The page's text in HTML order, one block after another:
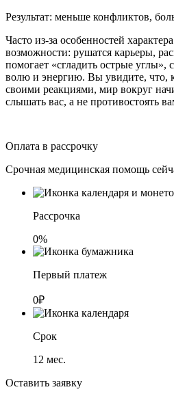
Результат: меньше конфликтов,
Часто из-за особенностей
возможности: рушатся карьеры,
помогает «сгладить острые углы»,
волю и энергию. Вы увидите, что,
своими реакциями, мир вокруг
слышать вас, а не противостоять
Оплата в рассрочку
Срочная медицинская помощь
Рассрочка
0%
Первый платеж
0₽
Срок
12 мес.
Оставить заявку